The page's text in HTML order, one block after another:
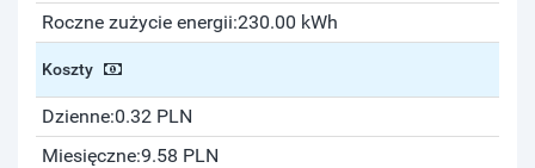
Roczne zużycie energii:230.00 kWh
Koszty
Dzienne:0.32 PLN
Miesięczne:9.58 PLN